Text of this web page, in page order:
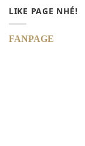
LIKE PAGE NHÉ!
FANPAGE